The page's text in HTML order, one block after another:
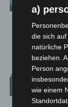
a)
die sich
natürliche
beziehen.
Person
wie einem